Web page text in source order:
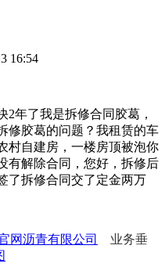
16:54
了我是拆修合同胶葛，
修胶葛的问题？我租赁的车
村自建房，一楼房顶被泡你
有解除合同，您好，拆修后
了拆修合同交了定金两万
网沥青有限公司
业务垂